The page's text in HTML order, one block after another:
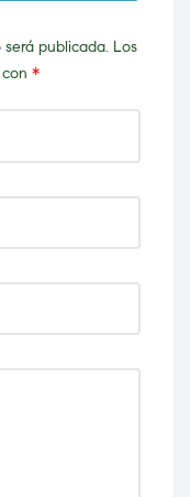
publicada. Los
*